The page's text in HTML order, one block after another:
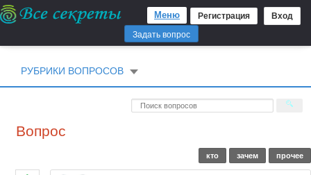
Регистрация Вход
Меню
Задать вопрос
РУБРИКИ ВОПРОСОВ
Вопрос
кто зачем прочее